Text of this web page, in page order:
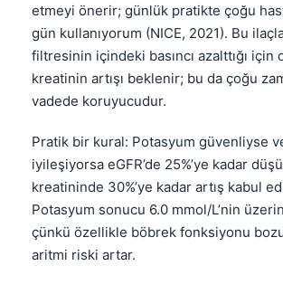
etmeyi önerir; günlük pratikte çoğu
gün kullanıyorum (NICE, 2021). Bu
filtresinin içindeki basıncı azalttığı için
kreatinin artışı beklenir; bu da çoğu
vadede koruyucudur.
Pratik bir kural: Potasyum güvenliyse
iyileşiyorsa eGFR’de 25%’ye kadar
kreatininde 30%’ye kadar artış kabul
Potasyum sonucu 6.0 mmol/L’nin
çünkü özellikle böbrek fonksiyonu
aritmi riski artar.